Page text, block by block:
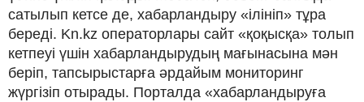
сатылып кетсе де, хабарландыру «ілініп» тұра
береді. Kn.kz операторлары сайт «қоқысқа» толып
кетпеуі үшін хабарландырудың мағынасына мән
беріп, тапсырыстарға әрдайым мониторинг
жүргізіп отырады. Порталда «хабарландыруға